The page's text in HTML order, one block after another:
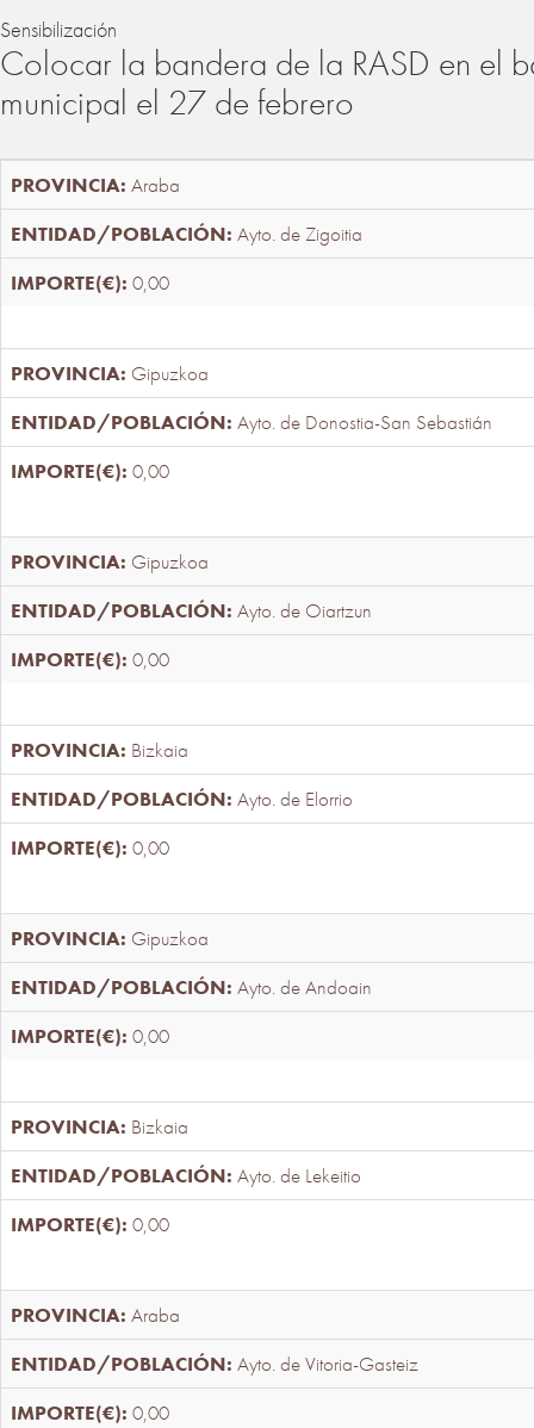
Sensibilización
Colocar la bandera de la RASD en el
municipal el 27 de febrero
Araba
Ayto. de Zigoitia
0,00
Gipuzkoa
Ayto. de Donostia-San Sebastián
0,00
Gipuzkoa
Ayto. de Oiartzun
0,00
Bizkaia
Ayto. de Elorrio
0,00
Gipuzkoa
Ayto. de Andoain
0,00
Bizkaia
Ayto. de Lekeitio
0,00
Araba
Ayto. de Vitoria-Gasteiz
0,00